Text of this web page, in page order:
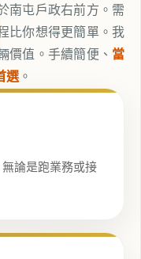
南屯戶政右前方。需
比你想得更簡單。我
價值。手續簡便、 當
選 。
無論是跑業務或接